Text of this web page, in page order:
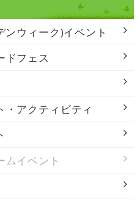
ンウィーク)イベント
ドフェス
・アクティビティ
ムイベント